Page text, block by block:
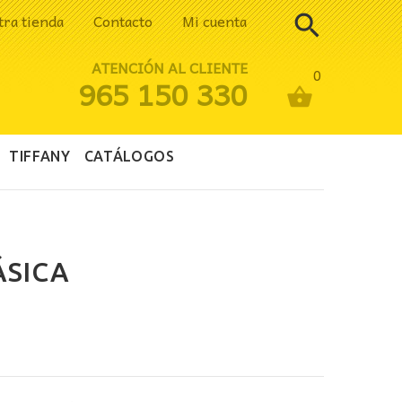
tienda Contacto Mi cuenta
0
ATENCIÓN AL CLIENTE
965 150 330
TIFFANY CATÁLOGOS